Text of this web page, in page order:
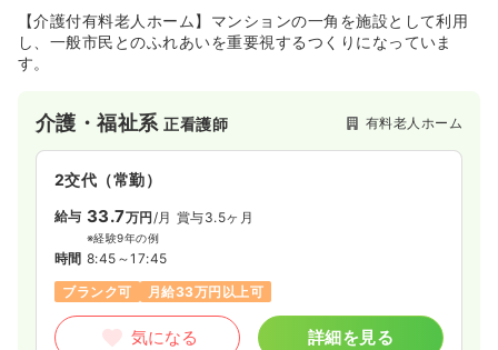
【介護付有料老人ホーム】マンションの一角を施設として利用
し、一般市民とのふれあいを重要視するつくりになっていま
す。
介護・福祉系正看護師 有料老人ホーム
2交代（常勤）
給与 33.7万円/月 賞与3.5ヶ月
※経験9年の例
時間 8:45～17:45
ブランク可
月給33万円以上可
気になる 詳細を見る